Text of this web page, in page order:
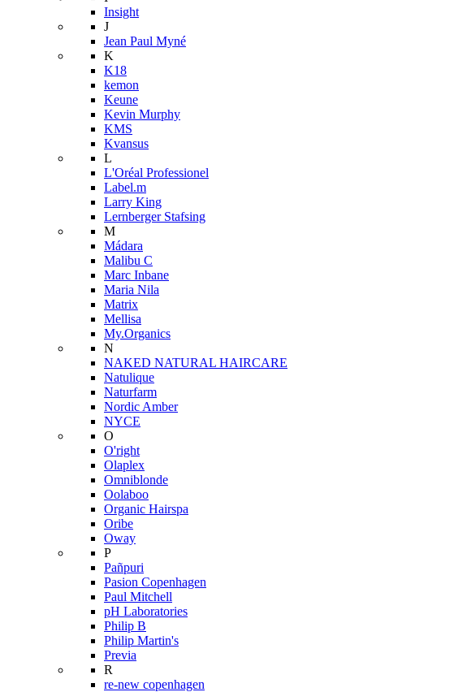
Insight
J
Jean Paul Myné
K
K18
kemon
Keune
Kevin Murphy
KMS
Kvansus
L
L'Oréal Professionel
Label.m
Larry King
Lernberger Stafsing
M
Mádara
Malibu C
Marc Inbane
Maria Nila
Matrix
Mellisa
My.Organics
N
NAKED NATURAL HAIRCARE
Natulique
Naturfarm
Nordic Amber
NYCE
O
O'right
Olaplex
Omniblonde
Oolaboo
Organic Hairspa
Oribe
Oway
P
Pañpuri
Pasion Copenhagen
Paul Mitchell
pH Laboratories
Philip B
Philip Martin's
Previa
R
re-new copenhagen